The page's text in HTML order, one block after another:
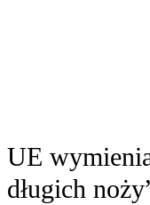
UE
długich